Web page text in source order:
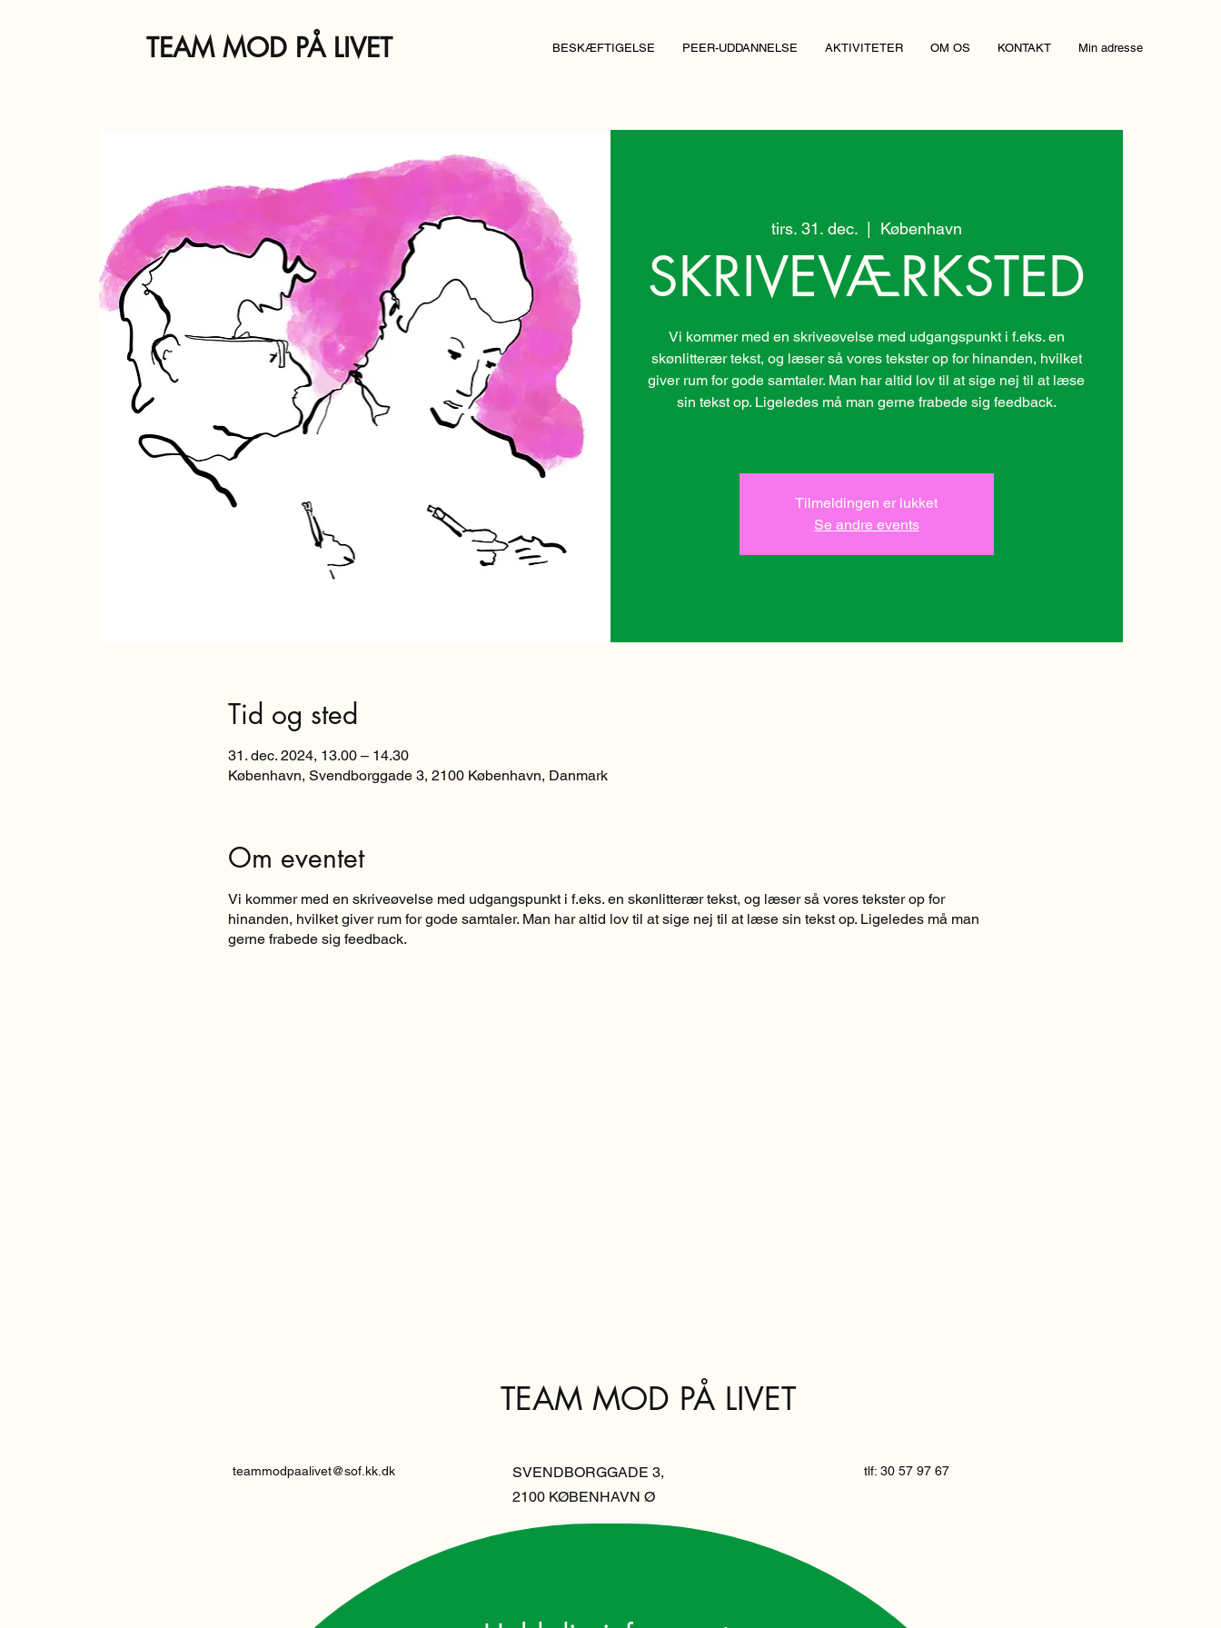
TEAM MOD PÅ LIVET BESKÆFTIGELSE PEER-UDDANNELSE AKTIVITETER OM OS KONTAKT Min adresse
tirs. 31. dec.
  |
København
SKRIVEVÆRKSTED
Vi kommer med en skriveøvelse med udgangspunkt i f.eks. en
skønlitterær tekst, og læser så vores tekster op for hinanden, hvilket
giver rum for gode samtaler. Man har altid lov til at sige nej til at læse
sin tekst op. Ligeledes må man gerne frabede sig feedback.
Tilmeldingen er lukket
Se andre events
Tid og sted
31. dec. 2024, 13.00 – 14.30
København, Svendborggade 3, 2100 København, Danmark
Om eventet
Vi kommer med en skriveøvelse med udgangspunkt i f.eks. en skønlitterær tekst, og læser så vores tekster op for
hinanden, hvilket giver rum for gode samtaler. Man har altid lov til at sige nej til at læse sin tekst op. Ligeledes må man
gerne frabede sig feedback.
TEAM MOD PÅ LIVET
teammodpaalivet@sof.kk.dk
SVENDBORGGADE 3,
2100 KØBENHAVN Ø
tlf: 30 57 97 67